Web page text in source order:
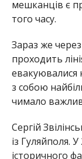
мешканців є
того часу.
Зараз же
проходить
евакуювалися
з собою
чимало
Сергій
із Гуляйполя.
історичного